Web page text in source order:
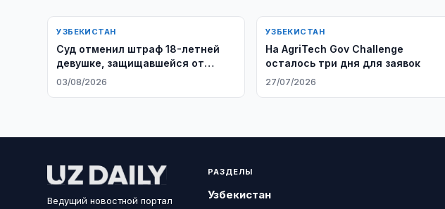
УЗБЕКИСТАН
Суд отменил штраф 18-летней
девушке, защищавшейся от
домогательств бывшего тренера
03/08/2026
УЗБЕКИСТАН
На AgriTech Gov Challenge
осталось три дня для заявок
27/07/2026
Ведущий новостной портал
РАЗДЕЛЫ
Узбекистан